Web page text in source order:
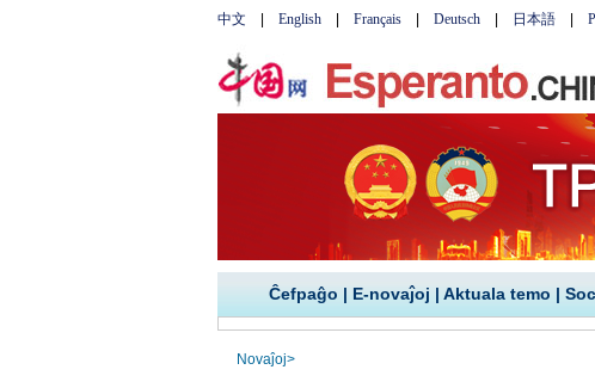
Ĉefpaĝo | E-novaĵoj | Aktuala temo |
Novaĵoj>